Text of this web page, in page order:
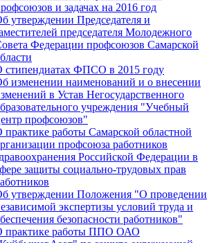
и задачах на 2016 год
утверждении Председателя и
председателя Молодежного
Федерации профсоюзов Самарской
стипендиатах ФПСО в 2015 году
изменении наименований и о внесении
в Устав Негосударственного
учреждения "Учебный
профсоюзов"
практике работы Самарской областной
профсоюза работников
Российской Федерации в
защиты социально-трудовых прав
утверждении Положения "О проведении
экспертизы условий труда и
безопасности работников"
практике работы ППО ОАО